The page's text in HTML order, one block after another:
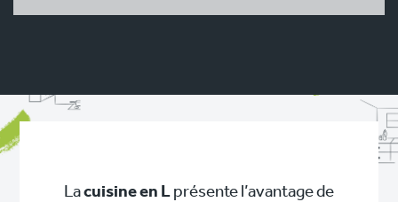
Lacuisine en L présente l’avantage de